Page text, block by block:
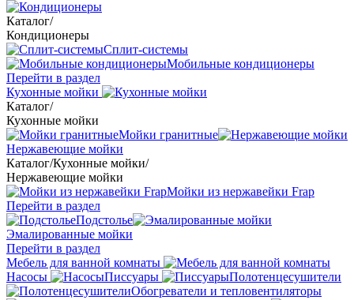
Каталог/
Кондиционеры
Сплит-системы
Мобильные кондиционеры
Перейти в раздел
Кухонные мойки
Каталог/
Кухонные мойки
Мойки гранитные
Нержавеющие мойки
Каталог/Кухонные мойки/
Нержавеющие мойки
Мойки из нержавейки Frap
Перейти в раздел
Подстолье
Эмалированные мойки
Перейти в раздел
Мебель для ванной комнаты
Насосы
Писсуары
Полотенцесушители
Обогреватели и тепловентиляторы